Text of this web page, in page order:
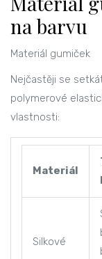
na barvu
Materiál gumiček
Nejčastěji se
polymerové
vlastnosti:
Materiál
Silkové